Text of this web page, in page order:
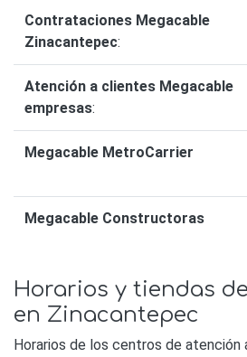
Contrataciones Megacable
Zinacantepec:
Atención a clientes Megacable
empresas:
Megacable MetroCarrier
Megacable Constructoras
Horarios y tiendas
en Zinacantepec
Horarios de los centros de atención